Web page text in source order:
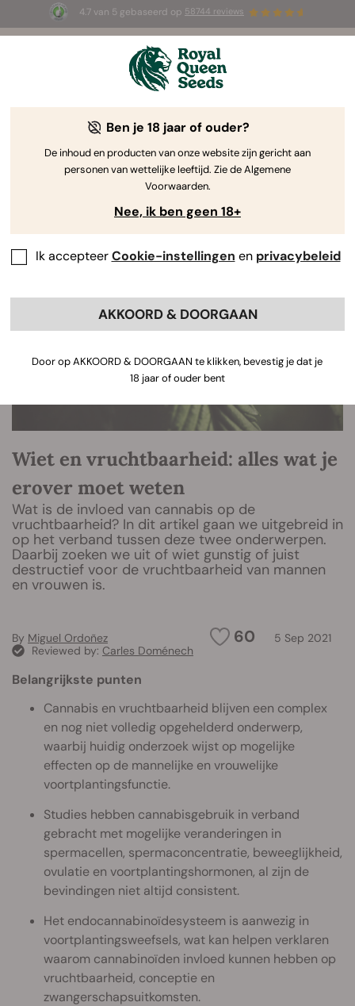
4.7 van 5 gebaseerd op 58744 reviews
☀️ Summer Sales: tot wel 50% korting
op geselecteerde producten! ⏤
The RQS Blog
Cannabis Lifestyle Blogs
Wiet en vruchtbaarheid: alles wat je
erover moet weten
Wat is de invloed van cannabis op de
vruchtbaarheid? In dit artikel gaan we uitgebreid in
op het verband tussen deze twee onderwerpen.
Daarbij zoeken we uit of wiet gunstig of juist
destructief voor de vruchtbaarheid van mannen
en vrouwen is.
60 5 Sep 2021
By Miguel Ordoñez
Reviewed by: Carles Doménech
Belangrijkste punten
Cannabis en vruchtbaarheid blijven een complex
en nog niet volledig opgehelderd onderwerp,
waarbij huidig onderzoek wijst op mogelijke
effecten op de mannelijke en vrouwelijke
voortplantingsfunctie.
Studies hebben cannabisgebruik in verband
gebracht met mogelijke veranderingen in
spermacellen, spermaconcentratie, beweeglijkheid,
ovulatie en voortplantingshormonen, al zijn de
bevindingen niet altijd consistent.
Het endocannabinoïdesysteem is aanwezig in
voortplantingsweefsels, wat kan helpen verklaren
waarom cannabinoïden invloed kunnen hebben op
vruchtbaarheid, conceptie en
zwangerschapsuitkomsten.
Ben je 18 jaar of ouder?
De inhoud en producten van onze website zijn gericht aan
personen van wettelijke leeftijd. Zie de Algemene
Voorwaarden.
Nee, ik ben geen 18+
Ik accepteerCookie-instellingen en privacybeleid
AKKOORD & DOORGAAN
Door op AKKOORD & DOORGAAN te klikken, bevestig je dat je
18 jaar of ouder bent